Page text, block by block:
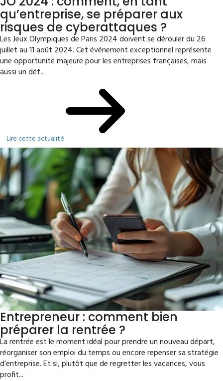
qu’entreprise, se préparer aux
risques de cyberattaques ?
Les Jeux Olympiques de Paris 2024 doivent se dérouler du 26
juillet au 11 août 2024. Cet événement exceptionnel représente
une opportunité majeure pour les entreprises françaises, mais
aussi un déf...
Lire cette actualité
Entrepreneur : comment bien
préparer la rentrée ?
La rentrée est le moment idéal pour prendre un nouveau départ,
réorganiser son emploi du temps ou encore repenser sa stratégie
d’entreprise. Et si, plutôt que de regretter les vacances, vous
profit...